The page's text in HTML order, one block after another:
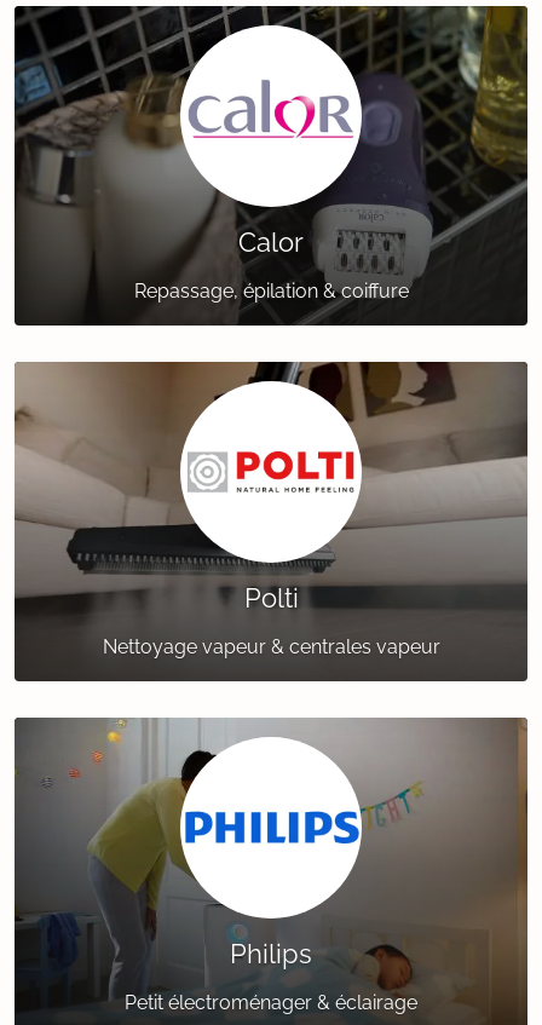
Calor
Repassage, épilation & coiffure
Polti
Nettoyage vapeur & centrales vapeur
Philips
Petit électroménager & éclairage